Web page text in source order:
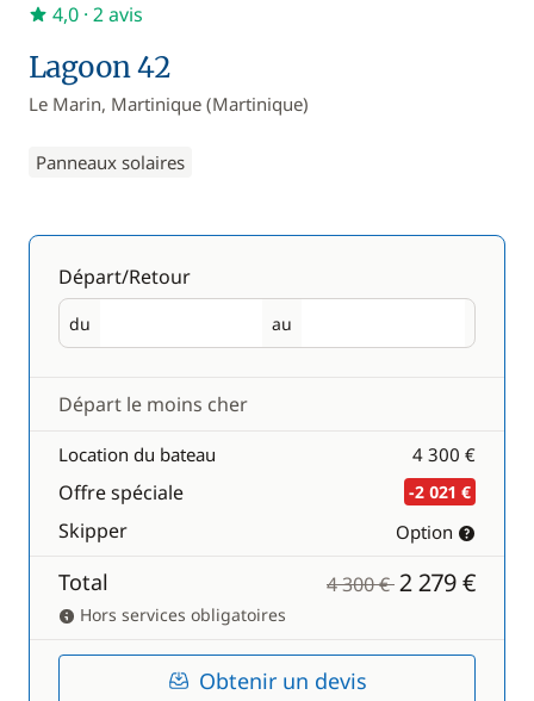
Lagoon 42
Le Marin, Martinique (Martinique)
Panneaux solaires
4,0 · 2 avis
Départ/Retour
du
Départ au
Retour
Départ le moins cher
Location du bateau 4 300 €
Offre spéciale -2 021 €
Skipper Option
Total 4 300 €2 279 €
Hors services obligatoires
Obtenir un devis